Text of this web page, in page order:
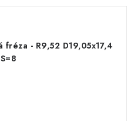
- R9,52 D19,05x17,4